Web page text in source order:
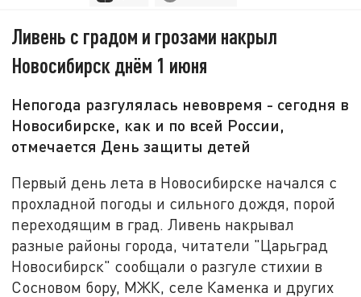
Ливень с градом и грозами накрыл
Новосибирск днём 1 июня
Непогода разгулялась невовремя - сегодня в
Новосибирске, как и по всей России,
отмечается День защиты детей
Первый день лета в Новосибирске начался с
прохладной погоды и сильного дождя, порой
переходящим в град. Ливень накрывал
разные районы города, читатели "Царьград
Новосибирск" сообщали о разгуле стихии в
Сосновом бору, МЖК, селе Каменка и других